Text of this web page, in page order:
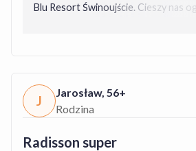
Blu Resort Świnoujście. Cieszy nas
J
Jarosław, 56+
Rodzina
Radisson super